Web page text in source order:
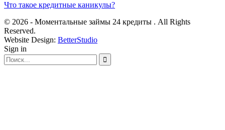
Что такое кредитные каникулы?
© 2026 - Моментальные займы 24 кредиты . All Rights
Reserved.
Website Design: BetterStudio
Sign in